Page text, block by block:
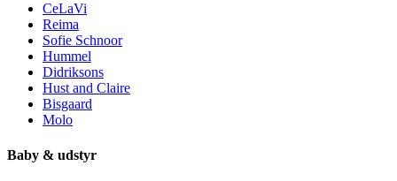
CeLaVi
Reima
Sofie Schnoor
Hummel
Didriksons
Hust and Claire
Bisgaard
Molo
Baby & udstyr